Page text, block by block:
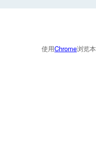
使用Chrome浏览